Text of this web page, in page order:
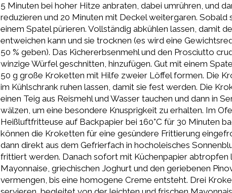
5 Minuten bei hoher Hitze anbraten, dabei umrühren, und
reduzieren und 20 Minuten mit Deckel weitergaren. Sobald
einem Spatel pürieren. Vollständig abkühlen lassen, damit
entweichen kann und sie trocknen (es wird eine
50 % geben). Das Kichererbsenmehl und den Prosciutto
winzige Würfel geschnitten, hinzufügen. Gut mit einem
50 g große Kroketten mit Hilfe zweier Löffel formen. Die
im Kühlschrank ruhen lassen, damit sie fest werden. Die
einen Teig aus Reismehl und Wasser tauchen und dann in
wälzen, um eine besondere Knusprigkeit zu erhalten. Im
Heißluftfritteuse auf Backpapier bei 160°C für 30 Minuten
können die Kroketten für eine gesündere Frittierung
dann direkt aus dem Gefrierfach in hocholeisches
frittiert werden. Danach sofort mit Küchenpapier abtropfen
Mayonnaise, griechischen Joghurt und den geriebenen
vermengen, bis eine homogene Creme entsteht. Drei